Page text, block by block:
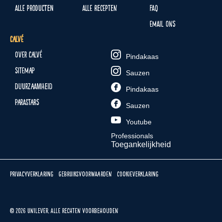
Alle producten
Alle recepten
FAQ
Email ons
Calvé
Over Calvé
Sitemap
Duurzaamheid
Parastars
Pindakaas
Sauzen
Pindakaas
Sauzen
Youtube
Professionals
Toegankelijkheid
© 2026 Unilever. Alle rechten voorbehouden
Privacyverklaring Gebruiksvoorwaarden Cookieverklaring